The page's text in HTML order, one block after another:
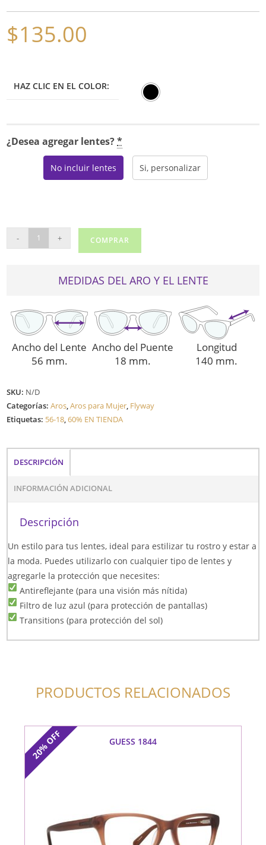
$135.00
HAZ CLIC EN EL COLOR:
¿Desea agregar lentes?*
No incluir lentes Si, personalizar
2203
- + COMPRAR
MEDIDAS DEL ARO Y EL LENTE
Ancho del Lente
56 mm.
Ancho del Puente
18 mm.
Longitud
140 mm.
SKU: N/D
Categorías:Aros,Aros para Mujer, Flyway
Etiquetas: 56-18,60% EN TIENDA
DESCRIPCIÓN
INFORMACIÓN ADICIONAL
Descripción
Un estilo para tus lentes, ideal para estilizar tu rostro y estar a
la moda. Puedes utilizarlo con cualquier tipo de lentes y
agregarle la protección que necesites:
Antireflejante (para una visión más nítida)
Filtro de luz azul (para protección de pantallas)
Transitions (para protección del sol)
PRODUCTOS RELACIONADOS
20%
OFF GUESS 1844